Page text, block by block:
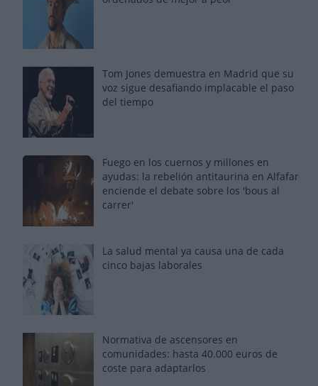
Tom Jones demuestra en Madrid que su
voz sigue desafiando implacable el paso
del tiempo
Fuego en los cuernos y millones en
ayudas: la rebelión antitaurina en Alfafar
enciende el debate sobre los 'bous al
carrer'
La salud mental ya causa una de cada
cinco bajas laborales
Normativa de ascensores en
comunidades: hasta 40.000 euros de
coste para adaptarlos